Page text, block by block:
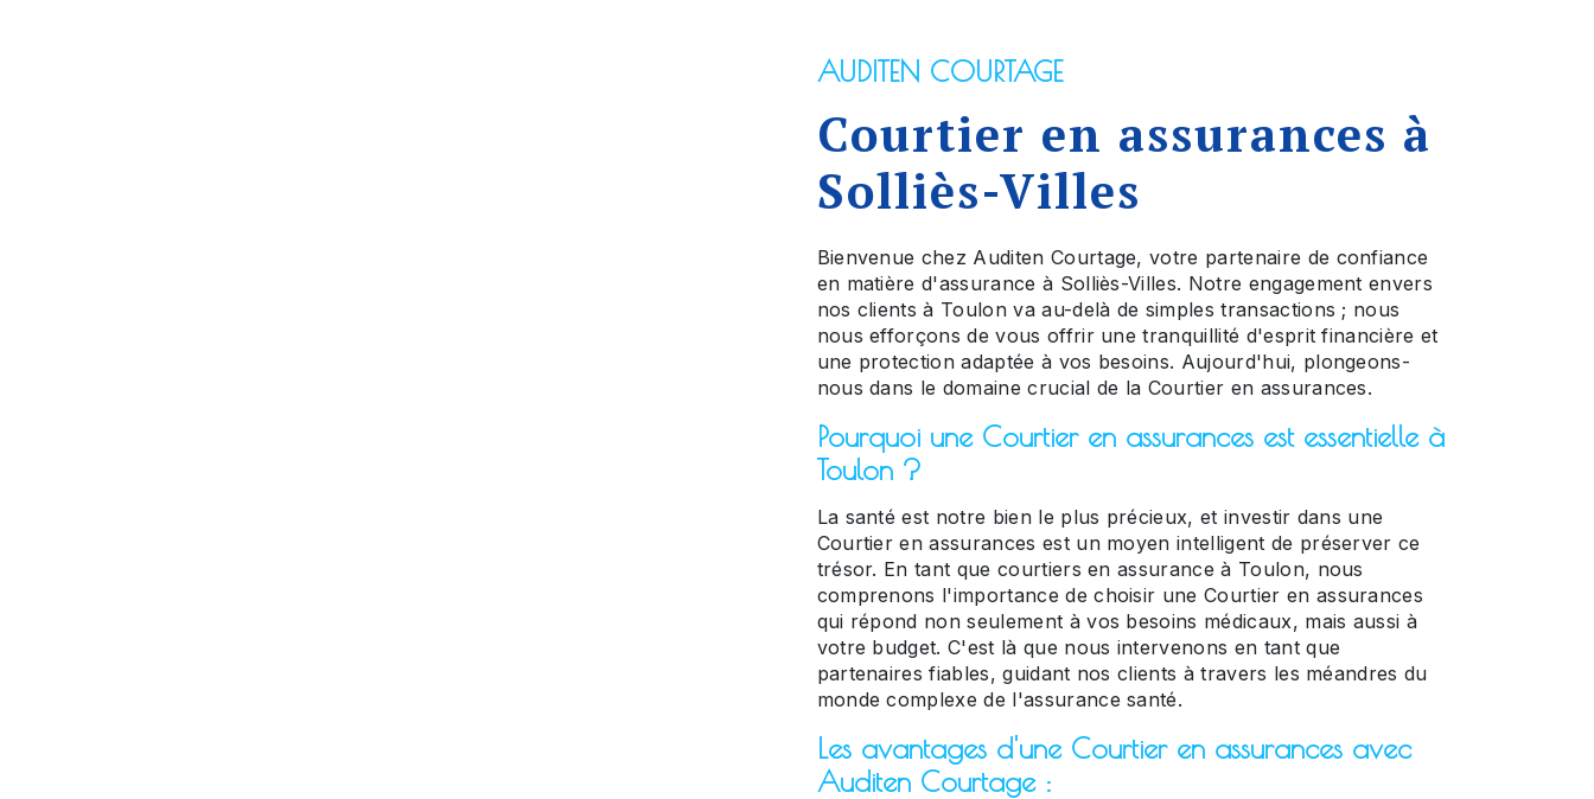
AUDITEN COURTAGE
Courtier en assurances à
Solliès-Villes
Bienvenue chez Auditen Courtage, votre partenaire de confiance
en matière d'assurance à Solliès-Villes. Notre engagement envers
nos clients à Toulon va au-delà de simples transactions ; nous
nous efforçons de vous offrir une tranquillité d'esprit financière et
une protection adaptée à vos besoins. Aujourd'hui, plongeons-
nous dans le domaine crucial de la Courtier en assurances.
Pourquoi une Courtier en assurances est essentielle à
Toulon ?
La santé est notre bien le plus précieux, et investir dans une
Courtier en assurances est un moyen intelligent de préserver ce
trésor. En tant que courtiers en assurance à Toulon, nous
comprenons l'importance de choisir une Courtier en assurances
qui répond non seulement à vos besoins médicaux, mais aussi à
votre budget. C'est là que nous intervenons en tant que
partenaires fiables, guidant nos clients à travers les méandres du
monde complexe de l'assurance santé.
Les avantages d'une Courtier en assurances avec
Auditen Courtage :